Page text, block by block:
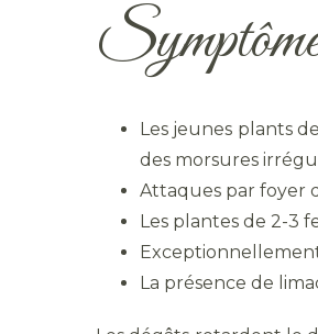
Les jeunes plants
des morsures
Attaques par foyer
Les plantes de 2-3
La présence de